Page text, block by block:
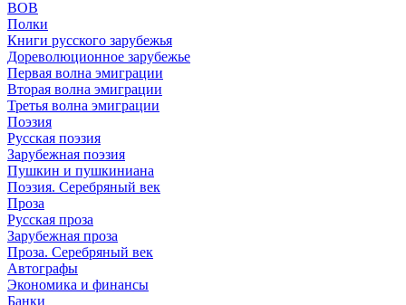
ВОВ
Полки
Книги русского зарубежья
Дореволюционное зарубежье
Первая волна эмиграции
Вторая волна эмиграции
Третья волна эмиграции
Поэзия
Русская поэзия
Зарубежная поэзия
Пушкин и пушкиниана
Поэзия. Серебряный век
Проза
Русская проза
Зарубежная проза
Проза. Серебряный век
Автографы
Экономика и финансы
Банки